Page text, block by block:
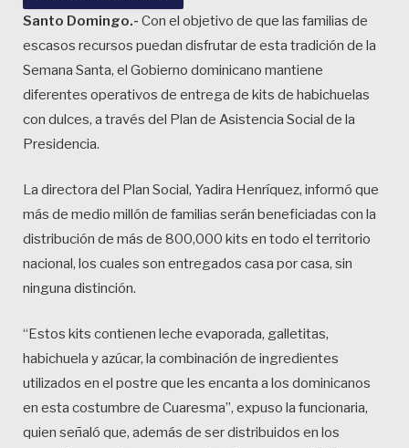
Santo Domingo.- Con el objetivo de que las familias de
escasos recursos puedan disfrutar de esta tradición de la
Semana Santa, el Gobierno dominicano mantiene
diferentes operativos de entrega de kits de habichuelas
con dulces, a través del Plan de Asistencia Social de la
Presidencia.
La directora del Plan Social, Yadira Henríquez, informó que
más de medio millón de familias serán beneficiadas con la
distribución de más de 800,000 kits en todo el territorio
nacional, los cuales son entregados casa por casa, sin
ninguna distinción.
“Estos kits contienen leche evaporada, galletitas,
habichuela y azúcar, la combinación de ingredientes
utilizados en el postre que les encanta a los dominicanos
en esta costumbre de Cuaresma”, expuso la funcionaria,
quien señaló que, además de ser distribuidos en los